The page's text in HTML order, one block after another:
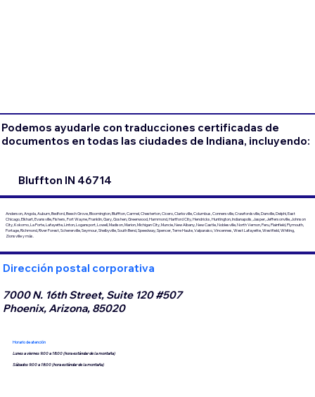
Podemos ayudarle con traducciones certificadas de
documentos en todas las ciudades de Indiana, incluyendo:
Bluffton IN 46714
Anderson, Angola, Auburn, Bedford, Beech Grove, Bloomington, Bluffton, Carmel, Chesterton, Cicero, Clarksville, Columbus, Connersville, Crawfordsville, Danville, Delphi, East
Chicago, Elkhart, Evansville, Fishers, Fort Wayne, Franklin, Gary, Goshen, Greenwood, Hammond, Hartford City, Hendricks, Huntington, Indianapolis, Jasper, Jeffersonville, Johnson
City, Kokomo, La Porte, Lafayette, Linton, Logansport, Lowell, Madison, Marion, Michigan City, Muncie, New Albany, New Castle, Noblesville, North Vernon, Peru, Plainfield, Plymouth,
Portage, Richmond, River Forest, Schererville, Seymour, Shelbyville, South Bend, Speedway, Spencer, Terre Haute, Valparaiso, Vincennes, West Lafayette, Westfield, Whiting,
Zionsville y más.
Dirección postal corporativa
7000 N. 16th Street, Suite 120 #507
Phoenix, Arizona, 85020
Horario de atención
Lunes a viernes 9:00 a 18:00 (hora estándar de la montaña)
Sábados 9:00 a 18:00 (hora estándar de la montaña)